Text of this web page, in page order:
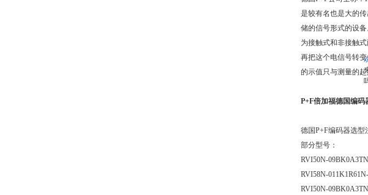
是较有名也是大的
储的信号形式的设
为接触式和非接触
再把这个电信号转
的示值只与测量的
P+F倍加福德国编码
德国P+F编码器选型
部分型号：
RVI50N-
RVI58N-
RVI50N-